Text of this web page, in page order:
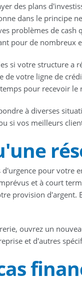
des plans
dans le principe
problèmes de
pour de nombreux
si votre structure a
votre ligne de
pour recevoir
à diverses
si vos meilleurs
d'urgence pour votre
et à court
provision d'argent.
ouvrez un
et d'autres